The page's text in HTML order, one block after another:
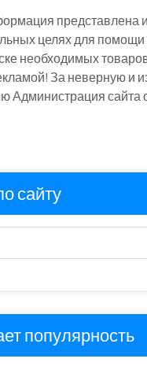
представлена
целях для помощи
необходимых
За неверную и
Администрация сайта
сайту
популярность